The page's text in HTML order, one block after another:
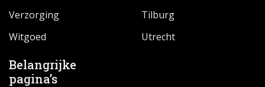
Verzorging
Witgoed
Tilburg
Utrecht
Belangrijke
pagina’s